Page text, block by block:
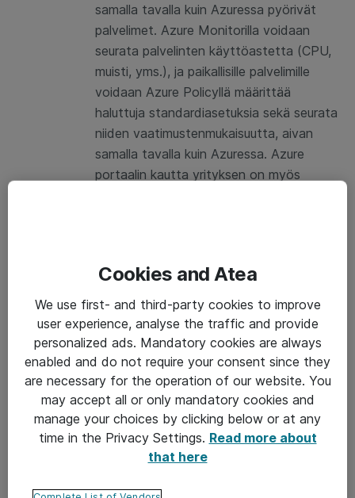
samalla tavalla kuin Azuressa pyörivät
palvelimet. Azure Monitorilla voidaan
seurata palvelinten käyttöastetta (CPU,
muisti, yms.), ja paikallisille palvelimille
voidaan Azure Policyllä määrittää
haluttuja standardiasetuksia sekä seurata
niiden vaatimustenmukaisuutta, aivan
samalla tavalla kuin Azuressa. Azure
portaalin kautta yrityksen on myös
Update Managerin avulla
Azure Update Managerin avulla voit
hallita kaikkien palvelimiesi päivityksiä
samasta konsolista. Automatisoimalla
päivitysprosessin Azure Update Manager
auttaa myös yritystäsi ylläpitämään
lakisääteisten vaatimusten
Cookies and Atea
We use first- and third-party cookies to improve
user experience, analyse the traffic and provide
personalized ads. Mandatory cookies are always
enabled and do not require your consent since they
are necessary for the operation of our website. You
may accept all or only mandatory cookies and
manage your choices by clicking below or at any
time in the Privacy Settings. Read more about
that here